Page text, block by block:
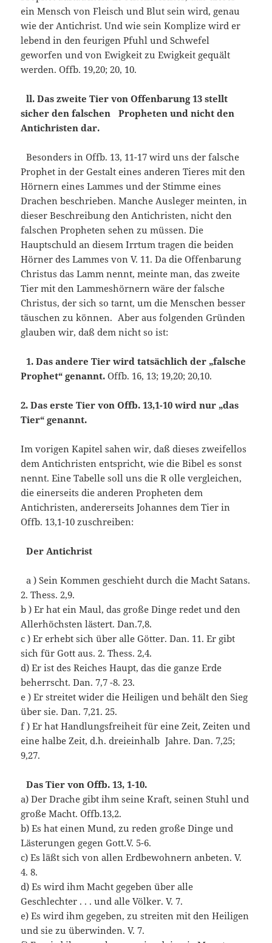
ein Mensch von Fleisch und Blut sein wird, genau
wie der Antichrist. Und wie sein Komplize wird er
lebend in den feurigen Pfuhl und Schwefel
geworfen und von Ewigkeit zu Ewigkeit gequält
werden. Offb. 19,20; 20, 10.
ll. Das zweite Tier von Offenbarung 13 stellt
sicher den falschen Propheten und nicht den
Antichristen dar.
Besonders in Offb. 13, 11-17 wird uns der falsche
Prophet in der Gestalt eines anderen Tieres mit den
Hörnern eines Lammes und der Stimme eines
Drachen beschrieben. Manche Ausleger meinten, in
dieser Beschreibung den Antichristen, nicht den
falschen Propheten sehen zu müssen. Die
Hauptschuld an diesem Irrtum tragen die beiden
Hörner des Lammes von V. 11. Da die Offenbarung
Christus das Lamm nennt, meinte man, das zweite
Tier mit den Lammeshörnern wäre der falsche
Christus, der sich so tarnt, um die Menschen besser
täuschen zu können. Aber aus folgenden Gründen
glauben wir, daß dem nicht so ist:
1. Das andere Tier wird tatsächlich der „falsche
Prophet“ genannt. Offb. 16, 13; 19,20; 20,10.
2. Das erste Tier von Offb. 13,1-10 wird nur „das
Tier“ genannt.
Im vorigen Kapitel sahen wir, daß dieses zweifellos
dem Antichristen entspricht, wie die Bibel es sonst
nennt. Eine Tabelle soll uns die R olle vergleichen,
die einerseits die anderen Propheten dem
Antichristen, andererseits Johannes dem Tier in
Offb. 13,1-10 zuschreiben:
Der Antichrist
a ) Sein Kommen geschieht durch die Macht Satans.
2. Thess. 2,9.
b ) Er hat ein Maul, das große Dinge redet und den
Allerhöchsten lästert. Dan.7,8.
c ) Er erhebt sich über alle Götter. Dan. 11. Er gibt
sich für Gott aus. 2. Thess. 2,4.
d) Er ist des Reiches Haupt, das die ganze Erde
beherrscht. Dan. 7,7 -8. 23.
e ) Er streitet wider die Heiligen und behält den Sieg
über sie. Dan. 7,21. 25.
f ) Er hat Handlungsfreiheit für eine Zeit, Zeiten und
eine halbe Zeit, d.h. dreieinhalb Jahre. Dan. 7,25;
9,27.
Das Tier von Offb. 13, 1-10.
a) Der Drache gibt ihm seine Kraft, seinen Stuhl und
große Macht. Offb.13,2.
b) Es hat einen Mund, zu reden große Dinge und
Lästerungen gegen Gott.V. 5-6.
c) Es läßt sich von allen Erdbewohnern anbeten. V.
4. 8.
d) Es wird ihm Macht gegeben über alle
Geschlechter . . . und alle Völker. V. 7.
e) Es wird ihm gegeben, zu streiten mit den Heiligen
und sie zu überwinden. V. 7.